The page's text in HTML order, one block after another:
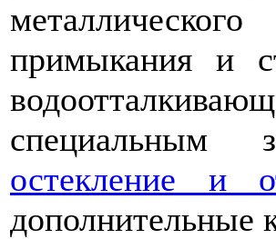
примыкания и
специальным
остекление и
дополнительные